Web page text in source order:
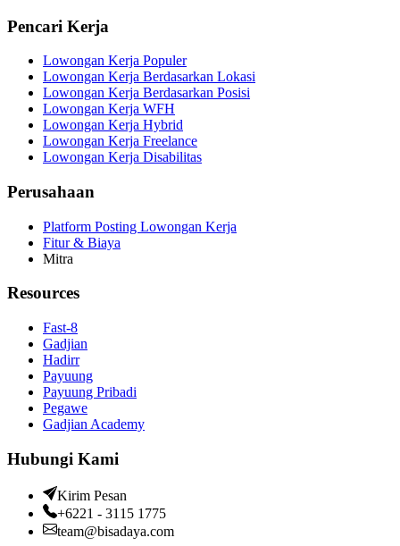
Pencari Kerja
Lowongan Kerja Populer
Lowongan Kerja Berdasarkan Lokasi
Lowongan Kerja Berdasarkan Posisi
Lowongan Kerja WFH
Lowongan Kerja Hybrid
Lowongan Kerja Freelance
Lowongan Kerja Disabilitas
Perusahaan
Platform Posting Lowongan Kerja
Fitur & Biaya
Mitra
Resources
Fast-8
Gadjian
Hadirr
Payuung
Payuung Pribadi
Pegawe
Gadjian Academy
Hubungi Kami
Kirim Pesan
+6221 - 3115 1775
team@bisadaya.com